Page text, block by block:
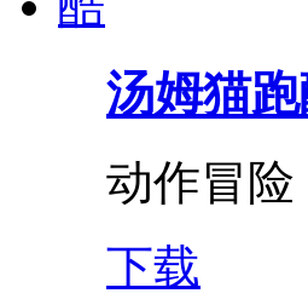
汤姆猫
动作冒险
下载